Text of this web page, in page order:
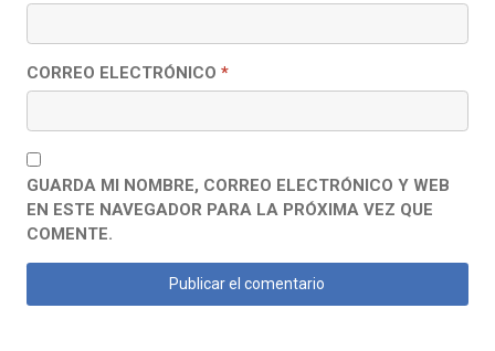
CORREO ELECTRÓNICO *
GUARDA MI NOMBRE, CORREO ELECTRÓNICO Y WEB
EN ESTE NAVEGADOR PARA LA PRÓXIMA VEZ QUE
COMENTE.